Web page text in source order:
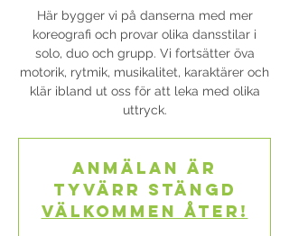
Här bygger vi på danserna med mer
koreografi och provar olika dansstilar i
solo, duo och grupp. Vi fortsätter öva
motorik, rytmik, musikalitet, karaktärer och
klär ibland ut oss för att leka med olika
uttryck.
Anmälan är
tyvärr stängd
Välkommen åter!